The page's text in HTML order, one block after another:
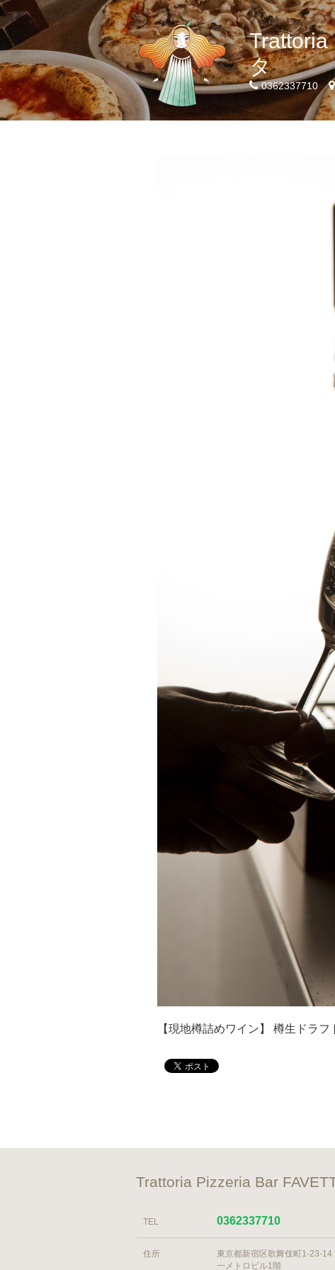
タ
0362337710
【現地樽詰めワイン】 樽生ドラ
Trattoria Pizzeria Bar
TEL 0362337710
住所
東京都新宿区歌舞伎町1-23-14
一メトロビル1階